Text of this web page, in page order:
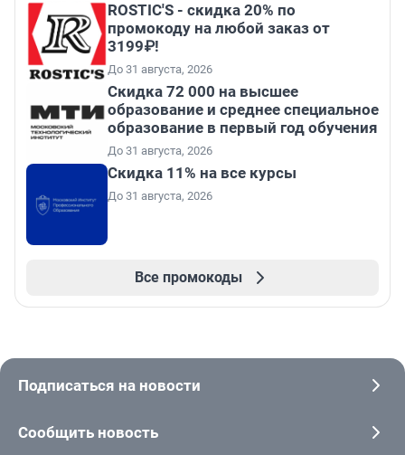
ROSTIC'S - скидка 20% по
промокоду на любой заказ от
3199₽!
До 31 августа, 2026
Скидка 72 000 на высшее
образование и среднее специальное
образование в первый год обучения
До 31 августа, 2026
Скидка 11% на все курсы
До 31 августа, 2026
Все промокоды
Подписаться на новости
Сообщить новость